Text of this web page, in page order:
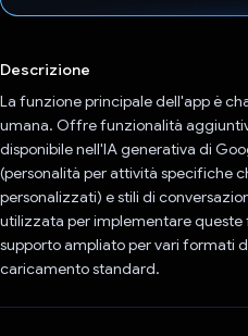
Descrizione
La funzione principale dell'app è
umana. Offre funzionalità
disponibile nell'IA generativa di
(personalità per attività specifiche
personalizzati) e stili di
utilizzata per implementare
supporto ampliato per vari formati
caricamento standard.